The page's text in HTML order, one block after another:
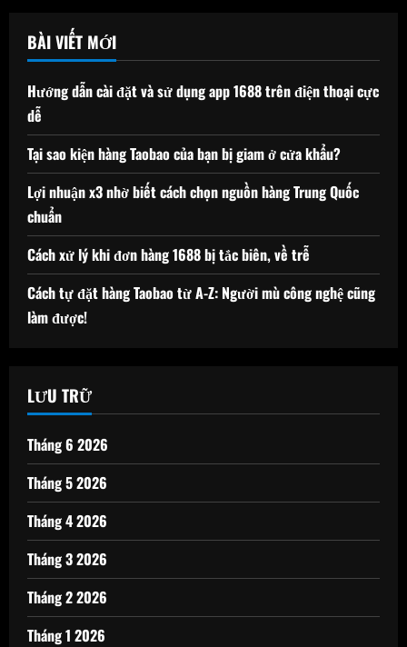
BÀI VIẾT MỚI
Hướng dẫn cài đặt và sử dụng app 1688 trên điện thoại cực
dễ
Tại sao kiện hàng Taobao của bạn bị giam ở cửa khẩu?
Lợi nhuận x3 nhờ biết cách chọn nguồn hàng Trung Quốc
chuẩn
Cách xử lý khi đơn hàng 1688 bị tắc biên, về trễ
Cách tự đặt hàng Taobao từ A-Z: Người mù công nghệ cũng
làm được!
LƯU TRỮ
Tháng 6 2026
Tháng 5 2026
Tháng 4 2026
Tháng 3 2026
Tháng 2 2026
Tháng 1 2026